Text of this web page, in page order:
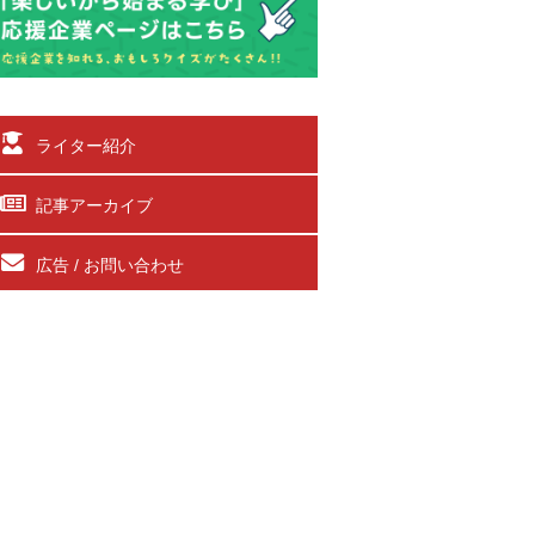
ライター紹介
記事アーカイブ
広告 / お問い合わせ